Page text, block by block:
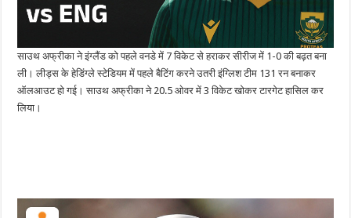
साउथ अफ्रीका ने इंग्लैंड को पहले वनडे में 7 विकेट से हराकर सीरीज में 1-0 की बढ़त बना
ली। लीड्स के हेडिंग्ले स्टेडियम में पहले बैटिंग करने उतरी इंग्लिश टीम 131 रन बनाकर
ऑलआउट हो गई। साउथ अफ्रीका ने 20.5 ओवर में 3 विकेट खोकर टारगेट हासिल कर
लिया।